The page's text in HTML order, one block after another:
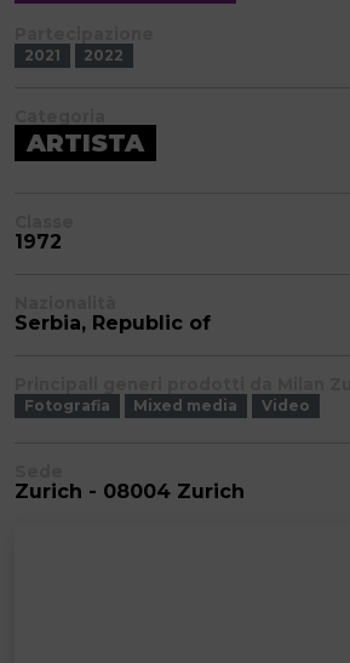
2021 2022
ARTISTA
1972
Serbia, Republic of
Fotografia Mixed media Video
Zurich - 08004 Zurich